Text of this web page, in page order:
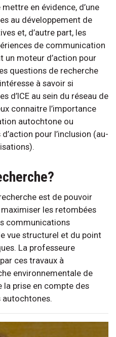
en évidence, d’une
au développement de
et, d’autre part, les
de communication
un moteur d’action pour
questions de recherche
à savoir si
d’ICE au sein du réseau de
connaitre l’importance
autochtone ou
pour l’inclusion (au-
est de pouvoir
les retombées
communications
vue structurel et du point
La professeure
ces travaux à
environnementale de
la prise en compte des